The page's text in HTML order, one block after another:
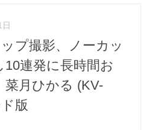
プ撮影、ノーカッ
10連発に長時間お
月ひかる (KV-
版